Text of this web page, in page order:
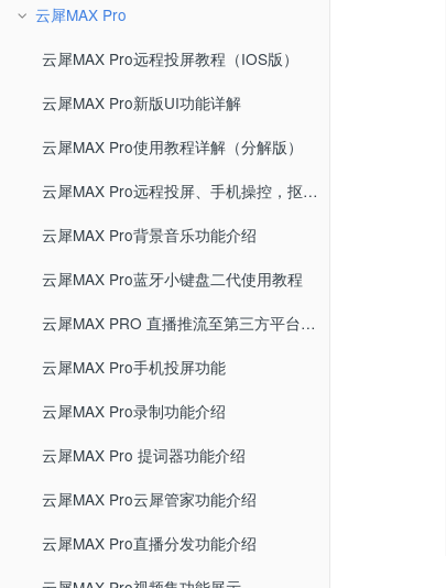
云犀MAX Pro
云犀MAX Pro远程投屏教程（IOS版）
云犀MAX Pro新版UI功能详解
云犀MAX Pro使用教程详解（分解版）
云犀MAX Pro远程投屏、手机操控，抠像取色功能介绍
云犀MAX Pro背景音乐功能介绍
云犀MAX Pro蓝牙小键盘二代使用教程
云犀MAX PRO 直播推流至第三方平台功能
云犀MAX Pro手机投屏功能
云犀MAX Pro录制功能介绍
云犀MAX Pro 提词器功能介绍
云犀MAX Pro云犀管家功能介绍
云犀MAX Pro直播分发功能介绍